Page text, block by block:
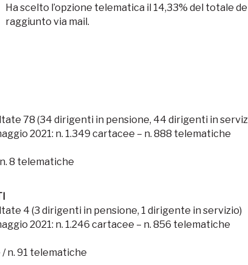
Ha scelto l’opzione telematica il 14,33% del totale
raggiunto via mail.
78 (34 dirigenti in pensione, 44 dirigenti in
2021: n. 1.349 cartacee – n. 888 telematiche
8 telematiche
4 (3 dirigenti in pensione, 1 dirigente in servizio)
2021: n. 1.246 cartacee – n. 856 telematiche
n. 91 telematiche